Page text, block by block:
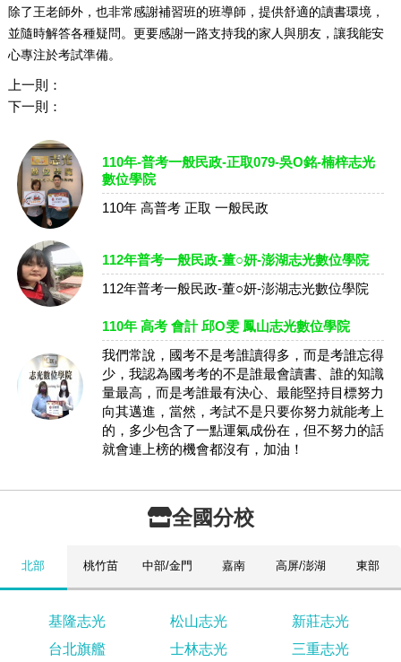
除了王老師外，也非常感謝補習班的班導師，提供舒適的讀書環境，
並隨時解答各種疑問。更要感謝一路支持我的家人與朋友，讓我能安
心專注於考試準備。
上一則：
下一則：
110年-普考一般民政-正取079-吳O銘-楠梓志光
數位學院
110年 高普考 正取 一般民政
112年普考一般民政-董○妍-澎湖志光數位學院
112年普考一般民政-董○妍-澎湖志光數位學院
110年 高考 會計 邱O雯 鳳山志光數位學院
我們常說，國考不是考誰讀得多，而是考誰忘得
少，我認為國考考的不是誰最會讀書、誰的知識
量最高，而是考誰最有決心、最能堅持目標努力
向其邁進，當然，考試不是只要你努力就能考上
的，多少包含了一點運氣成份在，但不努力的話
就會連上榜的機會都沒有，加油！
全國分校
北部 桃竹苗 中部/金門 嘉南 高屏/澎湖 東部
基隆志光 松山志光
新莊志光
台北旗艦
士林志光 三重志光